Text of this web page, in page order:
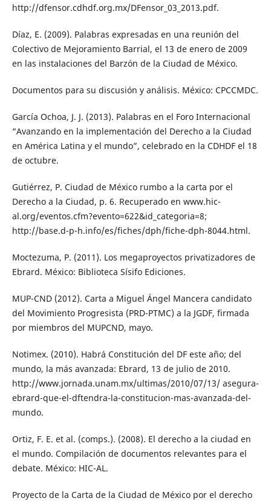
http://dfensor.cdhdf.org.mx/DFensor_03_2013.pdf.
Díaz, E. (2009). Palabras expresadas en una reunión del
Colectivo de Mejoramiento Barrial, el 13 de enero de 2009
en las instalaciones del Barzón de la Ciudad de México.
Documentos para su discusión y análisis. México: CPCCMDC.
García Ochoa, J. J. (2013). Palabras en el Foro Internacional
“Avanzando en la implementación del Derecho a la Ciudad
en América Latina y el mundo”, celebrado en la CDHDF el 18
de octubre.
Gutiérrez, P. Ciudad de México rumbo a la carta por el
Derecho a la Ciudad, p. 6. Recuperado en www.hic-
al.org/eventos.cfm?evento=622&id_categoria=8;
http://base.d-p-h.info/es/fiches/dph/fiche-dph-8044.html.
Moctezuma, P. (2011). Los megaproyectos privatizadores de
Ebrard. México: Biblioteca Sísifo Ediciones.
MUP-CND (2012). Carta a Miguel Ángel Mancera candidato
del Movimiento Progresista (PRD-PTMC) a la JGDF, firmada
por miembros del MUPCND, mayo.
Notimex. (2010). Habrá Constitución del DF este año; del
mundo, la más avanzada: Ebrard, 13 de julio de 2010.
http://www.jornada.unam.mx/ultimas/2010/07/13/ asegura-
ebrard-que-el-dftendra-la-constitucion-mas-avanzada-del-
mundo.
Ortiz, F. E. et al. (comps.). (2008). El derecho a la ciudad en
el mundo. Compilación de documentos relevantes para el
debate. México: HIC-AL.
Proyecto de la Carta de la Ciudad de México por el derecho